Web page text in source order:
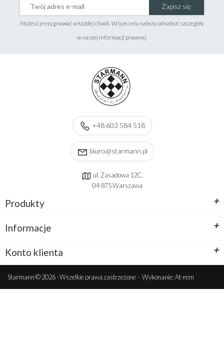
Zapisz się
Możesz zrezygnować w każdej chwili. W tym celu należy odnaleźć szczegóły
w naszej informacji prawnej.
+48 603 584 518
biuro@starmann.pl
ul. Zasadowa 12C,
04-875 Warszawa
Produkty +
Informacje +
Konto klienta +
Starmann © 2026 - Wszelkie prawa zastrzeżone • Wykonanie: At-rem